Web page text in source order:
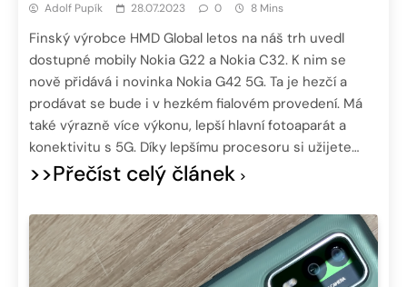
Adolf Pupík 28.07.2023 0 8 Mins
Finský výrobce HMD Global letos na náš trh uvedl
dostupné mobily Nokia G22 a Nokia C32. K nim se
nově přidává i novinka Nokia G42 5G. Ta je hezčí a
prodávat se bude i v hezkém fialovém provedení. Má
také výrazně více výkonu, lepší hlavní fotoaparát a
konektivitu s 5G. Díky lepšímu procesoru si užijete…
>>Přečíst celý článek